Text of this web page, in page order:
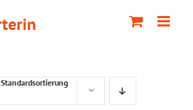
Standardsortierung